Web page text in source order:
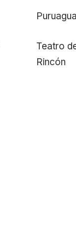
Puruagua
Teatro
Rincón